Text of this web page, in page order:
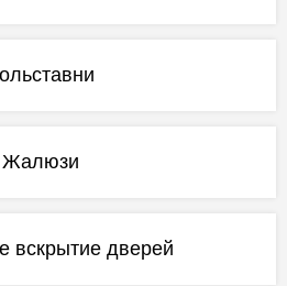
Жалюзи
вскрытие дверей